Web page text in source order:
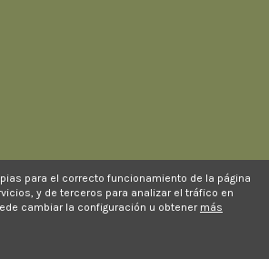
para el correcto funcionamiento de la página
y de terceros para analizar el tráfico en
cambiar la configuración u obtener más